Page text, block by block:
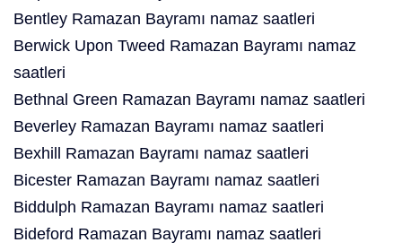
Bentley Ramazan Bayramı namaz saatleri
Berwick Upon Tweed Ramazan Bayramı namaz
saatleri
Bethnal Green Ramazan Bayramı namaz saatleri
Beverley Ramazan Bayramı namaz saatleri
Bexhill Ramazan Bayramı namaz saatleri
Bicester Ramazan Bayramı namaz saatleri
Biddulph Ramazan Bayramı namaz saatleri
Bideford Ramazan Bayramı namaz saatleri